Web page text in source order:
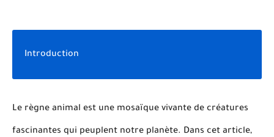
Introduction
Le règne animal est une mosaïque vivante de créatures
fascinantes qui peuplent notre planète. Dans cet article,